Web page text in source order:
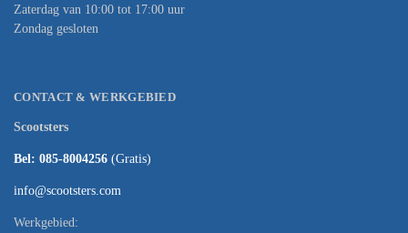
Zaterdag van 10:00 tot 17:00 uur
Zondag gesloten
CONTACT & WERKGEBIED
Scootsters
Bel: 085-8004256 (Gratis)
info@scootsters.com
Werkgebied: